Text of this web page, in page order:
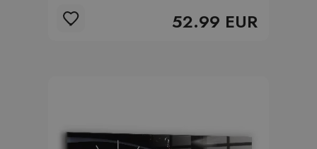
52.99 EUR